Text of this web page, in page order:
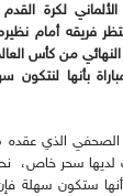
لكرة
فريقه أمام نظيره
من كأس
بأنها
الذي عقده
لديها سحر خاص،
ستكون سهلة